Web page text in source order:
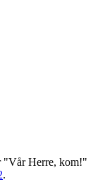
"Vår Herre, kom!"
.